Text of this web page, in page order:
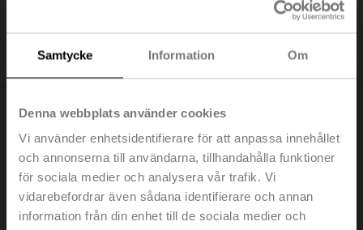
Samtycke Information Om
Denna webbplats använder cookies
Vi använder enhetsidentifierare för att anpassa innehållet
och annonserna till användarna, tillhandahålla funktioner
för sociala medier och analysera vår trafik. Vi
vidarebefordrar även sådana identifierare och annan
information från din enhet till de sociala medier och
Ethernet) eliminerar behovet av extra strömförsörjning.
Spjällställdon för en mängd olika
förhållanden
Spjällställdon är nödvändiga för hälsosam inomhusluft
eftersom de krävs för att säkerställa tillförlitligt